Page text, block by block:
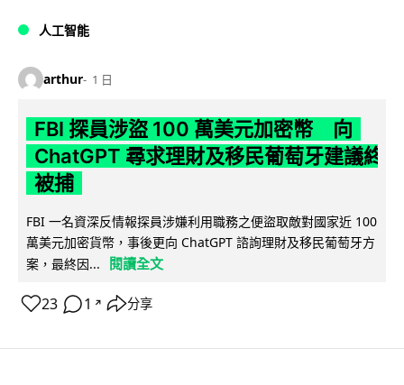
人工智能
arthur 1 日
FBI 探員涉盜 100 萬美元加密幣 向
ChatGPT 尋求理財及移民葡萄牙建議終
被捕
FBI 一名資深反情報探員涉嫌利用職務之便盜取敵對國家近 100
萬美元加密貨幣，事後更向 ChatGPT 諮詢理財及移民葡萄牙方
案，最終因...
閱讀全文
23 1 ↗ 分享